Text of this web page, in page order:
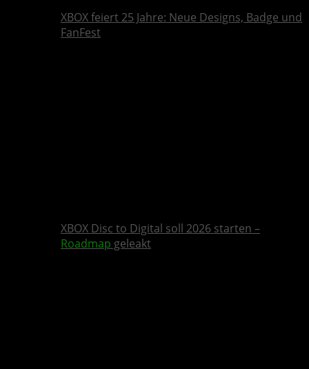
XBOX feiert 25 Jahre: Neue Designs, Badge und
FanFest
XBOX Disc to Digital soll 2026 starten –
Roadmap geleakt